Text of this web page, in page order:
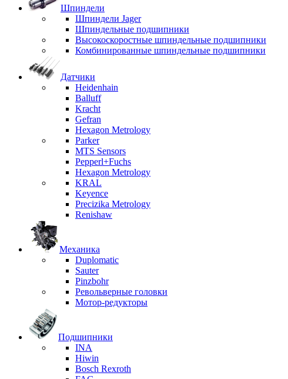
Шпиндели
Шпиндели Jager
Шпиндельные подшипники
Высокоскоростные шпиндельные подшипники
Комбинированные шпиндельные подшипники
Датчики
Heidenhain
Balluff
Kracht
Gefran
Hexagon Metrology
Parker
MTS Sensors
Pepperl+Fuchs
Hexagon Metrology
KRAL
Keyence
Precizika Metrology
Renishaw
Механика
Duplomatic
Sauter
Pinzbohr
Револьверные головки
Мотор-редукторы
Подшипники
INA
Hiwin
Bosch Rexroth